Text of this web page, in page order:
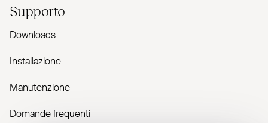
Supporto
Downloads
Installazione
Manutenzione
Domande frequenti